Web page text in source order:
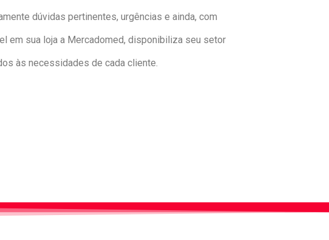
dúvidas pertinentes, urgências e ainda, com
em sua loja a Mercadomed, disponibiliza seu setor
às necessidades de cada cliente.